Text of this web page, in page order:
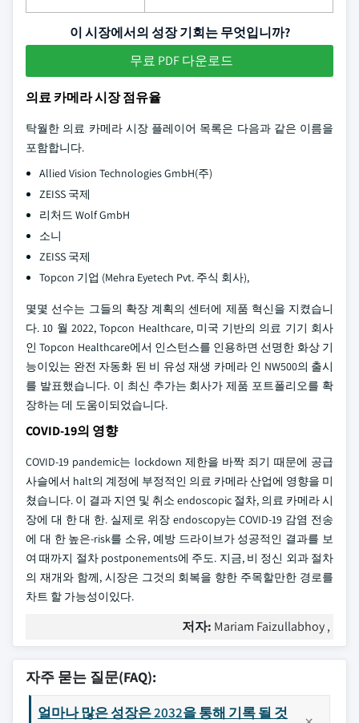
이 시장에서의 성장 기회는 무엇입니까?
무료 PDF 다운로드
의료 카메라 시장 점유율
탁월한 의료 카메라 시장 플레이어 목록은 다음과 같은 이름을
포함합니다.
Allied Vision Technologies GmbH(주)
ZEISS 국제
리처드 Wolf GmbH
소니
ZEISS 국제
Topcon 기업 (Mehra Eyetech Pvt. 주식 회사),
몇몇 선수는 그들의 확장 계획의 센터에 제품 혁신을 지켰습니
다. 10 월 2022, Topcon Healthcare, 미국 기반의 의료 기기 회사
인 Topcon Healthcare에서 인스턴스를 인용하면 선명한 화상 기
능이있는 완전 자동화 된 비 유성 재생 카메라 인 NW500의 출시
를 발표했습니다. 이 최신 추가는 회사가 제품 포트폴리오를 확
장하는 데 도움이되었습니다.
COVID-19의 영향
COVID-19 pandemic는 lockdown 제한을 바짝 죄기 때문에 공급
사슬에서 halt의 계정에 부정적인 의료 카메라 산업에 영향을 미
쳤습니다. 이 결과 지연 및 취소 endoscopic 절차, 의료 카메라 시
장에 대 한 대 한. 실제로 위장 endoscopy는 COVID-19 감염 전송
에 대 한 높은-risk를 소유, 예방 드라이브가 성공적인 결과를 보
여 때까지 절차 postponements에 주도. 지금, 비 정신 외과 절차
의 재개와 함께, 시장은 그것의 회복을 향한 주목할만한 경로를
차트 할 가능성이있다.
저자: Mariam Faizullabhoy ,
자주 묻는 질문(FAQ):
얼마나 많은 성장은 2032을 통해 기록 될 것